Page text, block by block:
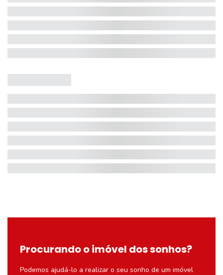
Procurando o imóvel dos sonhos?
Podemos ajudá-lo a realizar o seu sonho de um imóvel